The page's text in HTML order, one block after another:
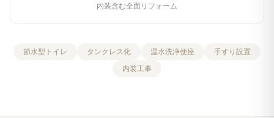
内装含む全面リフォーム
節水型トイレ タンクレス化 温水洗浄便座
手すり設置
内装工事